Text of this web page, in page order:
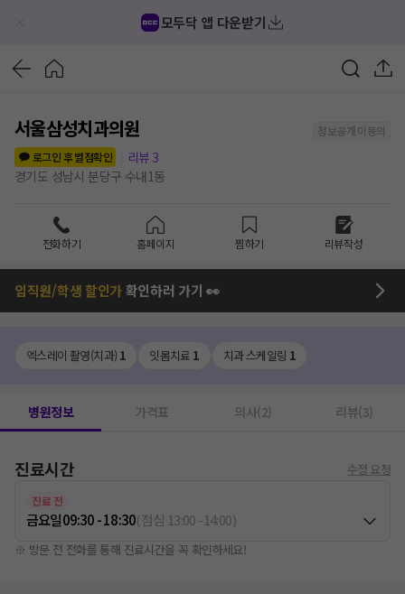
모두닥 앱 다운받기
서울삼성치과의원
정보공개 미동의
로그인 후 별점확인
리뷰 3
경기도 성남시 분당구 수내1동
전화하기 홈페이지 찜하기 리뷰작성
임직원/학생 할인가확인하러 가기 👀
엑스레이 촬영(치과) 1 잇몸치료 1 치과 스케일링 1
병원정보 가격표 의사(2) 리뷰(3)
진료시간 수정 요청
진료 전
금요일09:30 - 18:30(점심 13:00-14:00)
※ 방문 전 전화를 통해 진료시간을 꼭 확인하세요!